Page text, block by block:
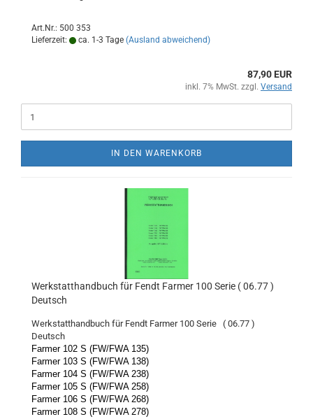
Art.Nr.: 500 353
Lieferzeit:
ca. 1-3 Tage (Ausland abweichend)
87,90 EUR
inkl. 7% MwSt. zzgl. Versand
IN DEN WARENKORB
Werkstatthandbuch für Fendt Farmer 100 Serie ( 06.77 )
Deutsch
Werkstatthandbuch für Fendt Farmer 100 Serie ( 06.77 )
Deutsch
Farmer 102 S (FW/FWA 135)
Farmer 103 S (FW/FWA 138)
Farmer 104 S (FW/FWA 238)
Farmer 105 S (FW/FWA 258)
Farmer 106 S (FW/FWA 268)
Farmer 108 S (FW/FWA 278)